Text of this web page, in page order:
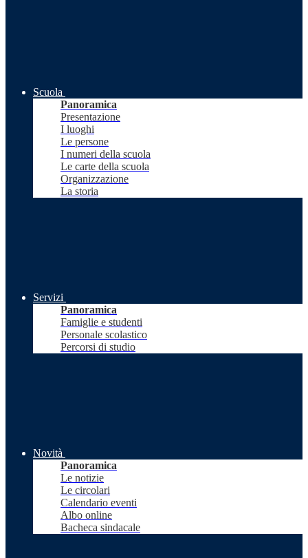
Scuola
Panoramica
Presentazione
I luoghi
Le persone
I numeri della scuola
Le carte della scuola
Organizzazione
La storia
Servizi
Panoramica
Famiglie e studenti
Personale scolastico
Percorsi di studio
Novità
Panoramica
Le notizie
Le circolari
Calendario eventi
Albo online
Bacheca sindacale